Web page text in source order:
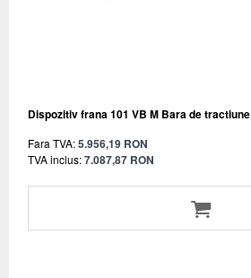
Dispozitiv frana 101 VB M Bara de tractiune
Fara TVA:5.956,19 RON
TVA inclus:7.087,87 RON